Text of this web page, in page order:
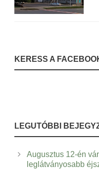
KERESS A
LEGUTÓBBI
Augusztus 12-én
leglátványosabb